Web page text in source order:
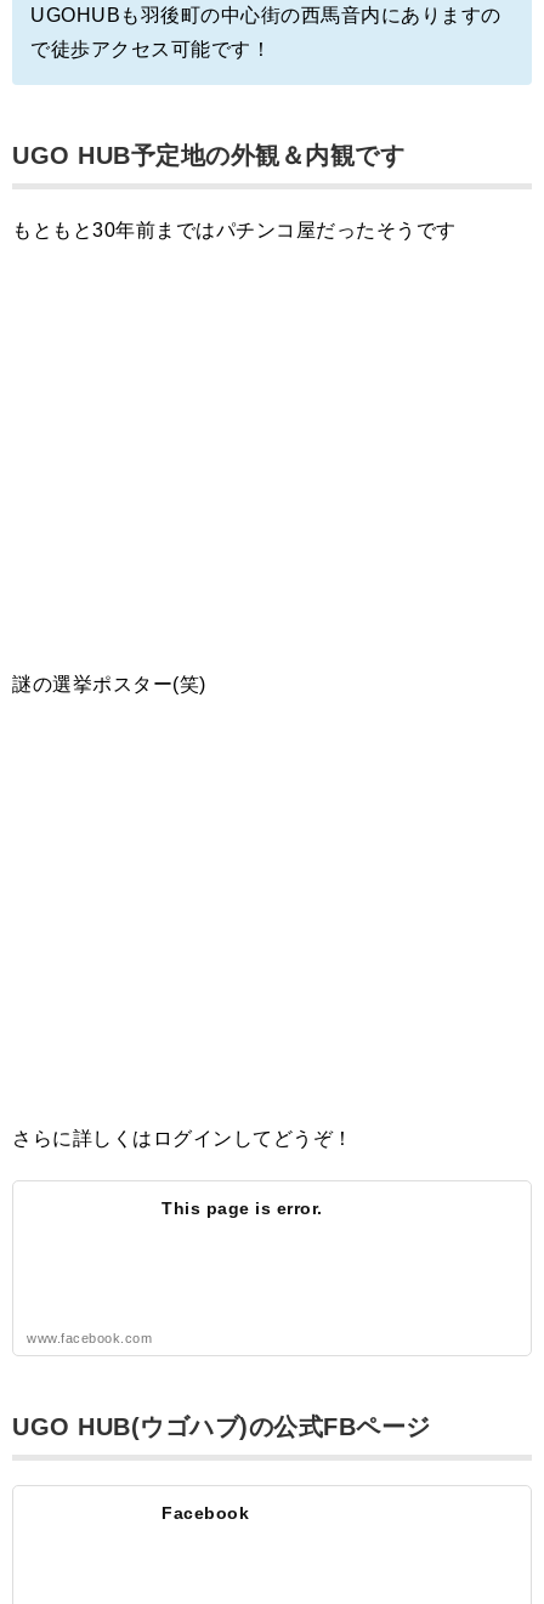
UGOHUBも羽後町の中心街の西馬音内にありますの
で徒歩アクセス可能です！
UGO HUB予定地の外観＆内観です
もともと30年前まではパチンコ屋だったそうです
謎の選挙ポスター(笑)
さらに詳しくはログインしてどうぞ！
This page is error.
www.facebook.com
UGO HUB(ウゴハブ)の公式FBページ
Facebook